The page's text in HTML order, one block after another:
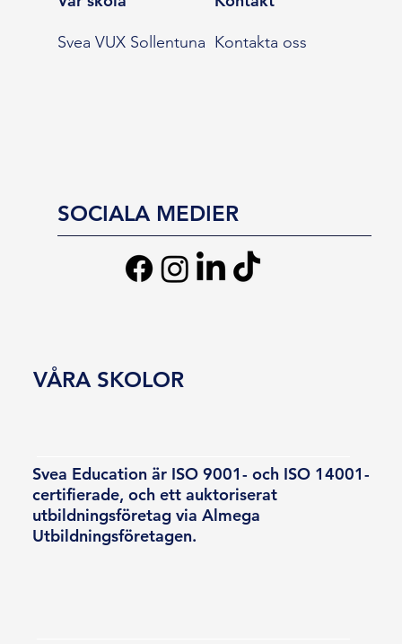
Svea VUX Sollentuna Kontakta oss
SOCIALA MEDIER
Svea Education är ISO 9001- och ISO 14001-
certifierade, och ett auktoriserat
utbildningsföretag via Almega
Utbildningsföretagen.
VÅRA SKOLOR